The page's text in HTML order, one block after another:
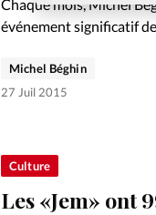
Chaque mois, Michel
événement significatif
Michel Béghin
27 Juil 2015
Culture
Les «Jem» ont